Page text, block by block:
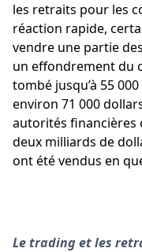
les retraits pour les
réaction rapide,
vendre une partie
un effondrement du
tombé jusqu’à 55
environ 71 000
autorités financières
deux milliards de
ont été vendus en
Le trading et les